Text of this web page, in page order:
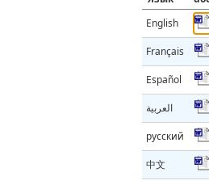
English
Français
Español
العربية
русский
中文